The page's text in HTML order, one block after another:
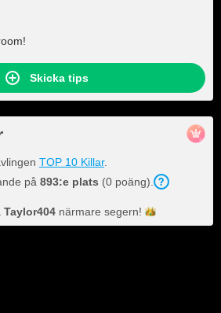
Skicka tips
TOP 10 Killar.
på 893:e plats (0 poäng).
Taylor404 närmare segern!